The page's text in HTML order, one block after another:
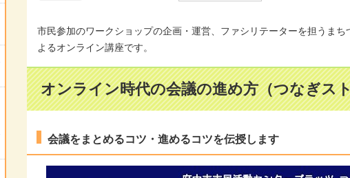
市民参加のワークショップの企画・運営、ファシリテーターを担うま
よるオンライン講座です。
オンライン時代の会議の進め方（つなぎス
会議をまとめるコツ・進めるコツを伝授します